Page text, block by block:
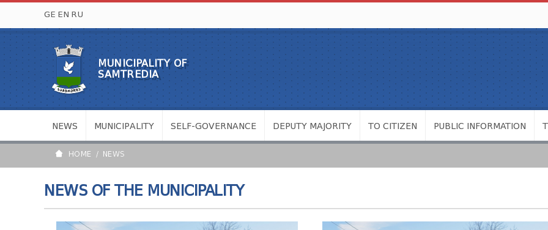
GE EN RU
MUNICIPALITY OF
SAMTREDIA
NEWS MUNICIPALITY SELF-GOVERNANCE DEPUTY MAJORITY TO CITIZEN PUBLIC INFORMATION
HOME NEWS
NEWS OF THE MUNICIPALITY